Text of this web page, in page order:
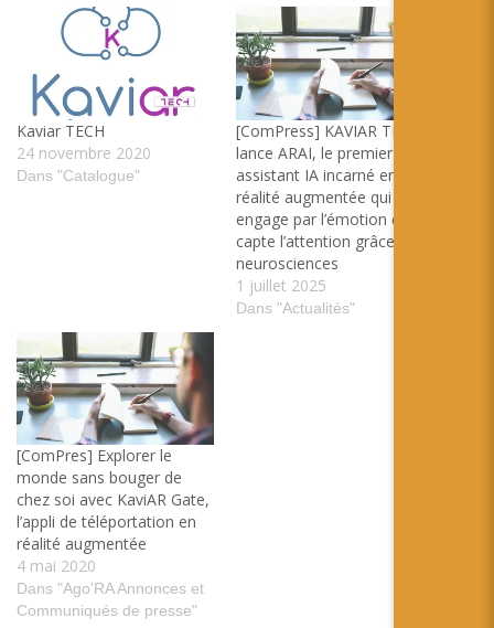
Kaviar TECH
24 novembre 2020
Dans "Catalogue"
[ComPress] KAVIAR TECH
lance ARAI, le premier
assistant IA incarné en
réalité augmentée qui
engage par l’émotion et
capte l’attention grâce aux
neurosciences
1 juillet 2025
Dans "Actualités"
[ComPres] Explorer le
monde sans bouger de
chez soi avec KaviAR Gate,
l’appli de téléportation en
réalité augmentée
4 mai 2020
Dans "Ago'RA Annonces et
Communiqués de presse"